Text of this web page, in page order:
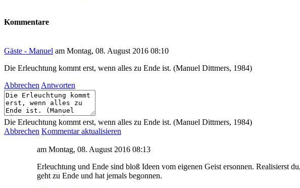
Kommentare
Gäste - Manuel am Montag, 08. August 2016 08:10
Die Erleuchtung kommt erst, wenn alles zu Ende ist. (Manuel Dittmers, 1984)
Abbrechen Antworten
Die Erleuchtung kommt erst, wenn alles zu Ende ist. (Manuel Dittmers, 1984)
Abbrechen Kommentar aktualisieren
am Montag, 08. August 2016 08:13
Erleuchtung und Ende sind bloß Ideen vom eigenen Geist ersonnen. Realisierst
geht zu Ende und hat jemals begonnen.